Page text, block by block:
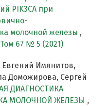
PIK3CA при
молочной железы ,
67 № 5 (2021)
Евгений Имянитов,
Доможирова, Сергей
ДИАГНОСТИКА
МОЛОЧНОЙ ЖЕЛЕЗЫ ,